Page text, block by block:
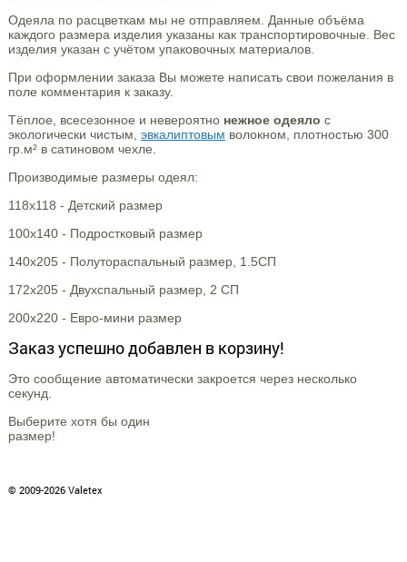
Одеяла по расцветкам мы не отправляем. Данные объёма
каждого размера изделия указаны как транспортировочные. Вес
изделия указан с учётом упаковочных материалов.
При оформлении заказа Вы можете написать свои пожелания в
поле комментария к заказу.
Тёплое, всесезонное и невероятно нежное одеяло с
экологически чистым, эвкалиптовым волокном, плотностью 300
гр.м² в сатиновом чехле.
Производимые размеры одеял:
118х118 - Детский размер
100х140 - Подростковый размер
140х205 - Полутораспальный размер, 1.5СП
172х205 - Двухспальный размер, 2 СП
200х220 - Евро-мини размер
Заказ успешно добавлен в корзину!
Это сообщение автоматически закроется через несколько
секунд.
Выберите хотя бы один
размер!
© 2009-2026 Valetex